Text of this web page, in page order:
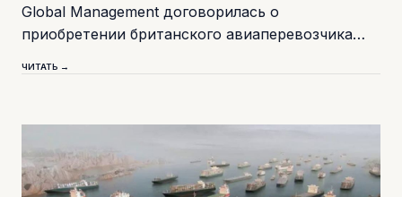
Global Management договорилась о
приобретении британского авиаперевозчика…
ЧИТАТЬ →